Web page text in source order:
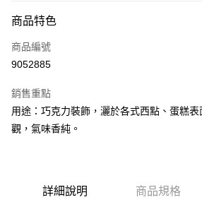
信用卡一次付款
Apple Pay
運送方式
• 付款後全家取貨
每筆NT$60，滿NT$699(含以上)免運費
商品特色
商品編號
9052885
銷售重點
用途：巧克力裝飾，灑於各式西點、蛋糕
觀，氣味香純。
詳細說明 商品規格